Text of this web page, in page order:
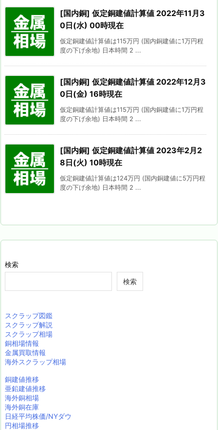
[国内銅] 仮定銅建値計算値 2022年11月3
0日(水) 00時現在
仮定銅建値計算値は115万円 (国内銅建値に1万円程
度の下げ余地) 日本時間 2 ...
[国内銅] 仮定銅建値計算値 2022年12月3
0日(金) 16時現在
仮定銅建値計算値は115万円 (国内銅建値に1万円程
度の下げ余地) 日本時間 2 ...
[国内銅] 仮定銅建値計算値 2023年2月2
8日(火) 10時現在
仮定銅建値計算値は124万円 (国内銅建値に5万円程
度の下げ余地) 日本時間 2 ...
検索
検索
スクラップ図鑑
スクラップ解説
スクラップ相場
銅相場情報
金属買取情報
海外スクラップ相場
銅建値推移
亜鉛建値推移
海外銅相場
海外銅在庫
日経平均株価/NYダウ
円相場推移